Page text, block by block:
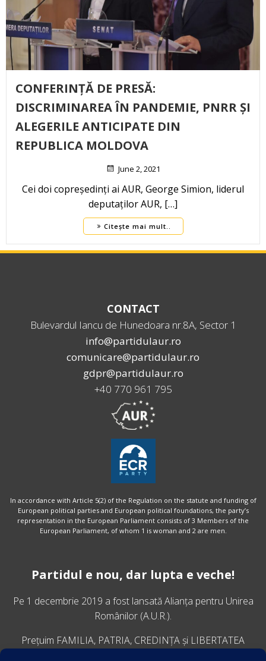
CONFERINȚĂ DE PRESĂ:
DISCRIMINAREA ÎN PANDEMIE, PNRR ȘI
ALEGERILE ANTICIPATE DIN
REPUBLICA MOLDOVA
June 2, 2021
Cei doi copreședinți ai AUR, George Simion, liderul
deputaților AUR, […]
Citește mai mult..
CONTACT
Bulevardul Iancu de Hunedoara nr.8A, Sector 1
info@partidulaur.ro
comunicare@partidulaur.ro
gdpr@partidulaur.ro
+40 770 961 795
In accordance with Article 5(2) of the Regulation on the statute and funding of
European political parties and European political foundations, the party’s
representation in the European Parliament consists of 3 Members of the
European Parliament, of whom 1 is woman and 2 are men.
Partidul e nou, dar lupta e veche!
Pe 1 decembrie 2019 a fost lansatăAlianța pentru Unirea
Românilor (A.U.R.).
Prețuim FAMILIA, PATRIA, CREDINȚA și LIBERTATEA